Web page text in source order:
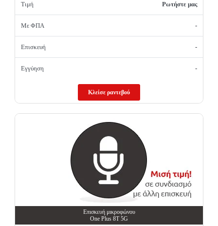
Τιμή Ρωτήστε μας
Με ΦΠΑ -
Επισκευή -
Εγγύηση -
Κλείσε ραντεβού
Επισκευή μικροφώνου
One Plus 8T 5G